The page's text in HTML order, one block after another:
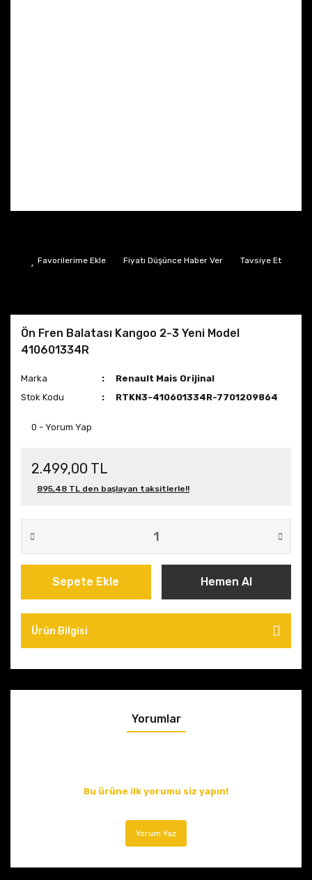
Fiyatı Düşünce Haber Ver Tavsiye Et
Ön Fren Balatası Kangoo 2-3 Yeni Model
410601334R
Marka
Renault Mais Orijinal
Stok Kodu
RTKN3-410601334R-7701209864
0 - Yorum Yap
2.499,00 TL
895,48 TL den başlayan taksitlerle!!
Sepete Ekle Hemen Al
Ürün Bilgisi
Yorumlar
Bu ürüne ilk yorumu siz yapın!
Yorum Yaz